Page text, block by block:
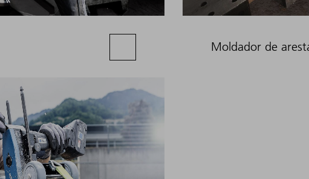
Moldador de